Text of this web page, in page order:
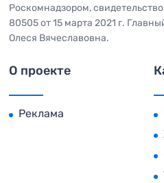
Роскомнадзором,
80505 от 15 марта 2021 г.
Олеся Вячеславовна.
О проекте
Реклама